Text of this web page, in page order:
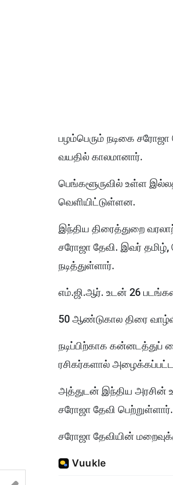
பழம்பெரும் நடிகை
வயதில் காலமானார்.
பெங்களூருவில் உள்ள
வெளியிட்டுள்ளன.
இந்திய திரைத்துறை
சரோஜா தேவி. இவர்
நடித்துள்ளார்.
எம்.ஜி.ஆர். உடன் 26
50 ஆண்டுகால திரை
நடிப்பிற்காக
ரசிகர்களால்
அத்துடன் இந்திய அரசின்
சரோஜா தேவி பெற்றுள்ளார்.
சரோஜா தேவியின்